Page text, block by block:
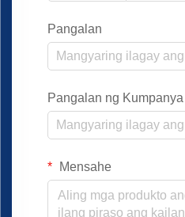
Pangalan
Pangalan ng Kumpanya
Mensahe